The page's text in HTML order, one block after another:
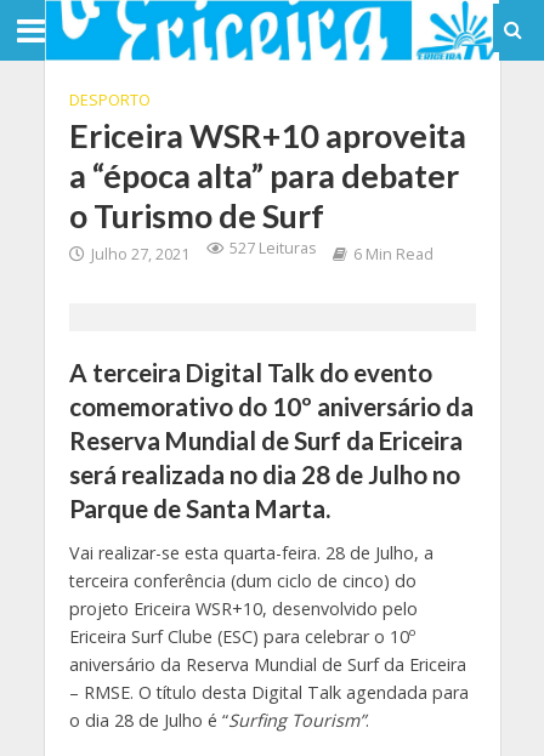
DESPORTO
Ericeira WSR+10 aproveita
a “época alta” para debater
o Turismo de Surf
Julho 27, 2021 527 Leituras 6 Min Read
A terceira Digital Talk do evento
comemorativo do 10º aniversário da
Reserva Mundial de Surf da Ericeira
será realizada no dia 28 de Julho no
Parque de Santa Marta.
Vai realizar-se esta quarta-feira. 28 de Julho, a
terceira conferência (dum ciclo de cinco) do
projeto Ericeira WSR+10, desenvolvido pelo
Ericeira Surf Clube (ESC) para celebrar o 10º
aniversário da Reserva Mundial de Surf da Ericeira
– RMSE. O título desta Digital Talk agendada para
o dia 28 de Julho é “Surfing Tourism”.